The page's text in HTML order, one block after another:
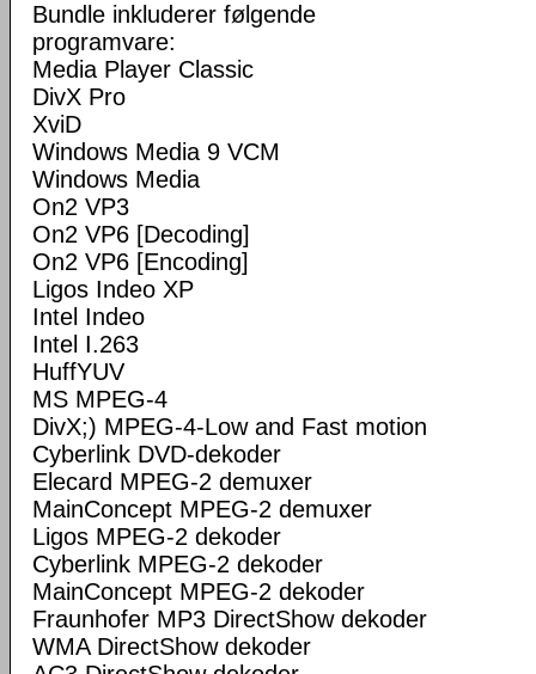
Bundle inkluderer følgende
programvare:
Media Player Classic
DivX Pro
XviD
Windows Media 9 VCM
Windows Media
On2 VP3
On2 VP6 [Decoding]
On2 VP6 [Encoding]
Ligos Indeo XP
Intel Indeo
Intel I.263
HuffYUV
MS MPEG-4
DivX;) MPEG-4-Low and Fast motion
Cyberlink DVD-dekoder
Elecard MPEG-2 demuxer
MainConcept MPEG-2 demuxer
Ligos MPEG-2 dekoder
Cyberlink MPEG-2 dekoder
MainConcept MPEG-2 dekoder
Fraunhofer MP3 DirectShow dekoder
WMA DirectShow dekoder